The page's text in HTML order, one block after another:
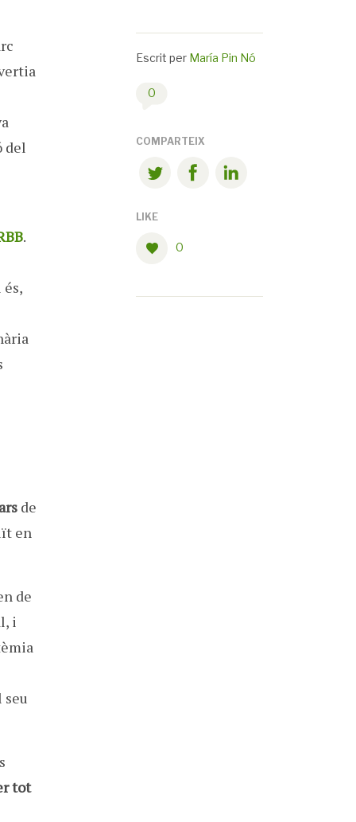
del
.
de
en
de
i
seu
tot
Escrit per María Pin Nó
0
COMPARTEIX
LIKE
0